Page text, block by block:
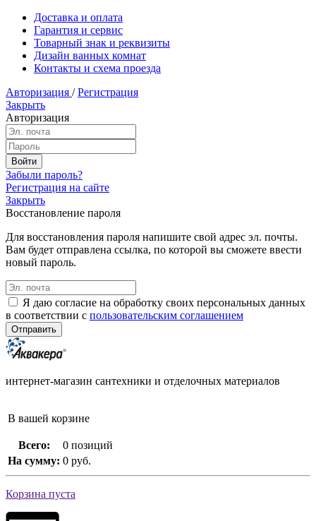
Доставка и оплата
Гарантия и сервис
Товарный знак и реквизиты
Дизайн ванных комнат
Контакты и схема проезда
Авторизация / Регистрация
Закрыть
Авторизация
Забыли пароль?
Регистрация на сайте
Закрыть
Восстановление пароля
Для восстановления пароля напишите свой адрес эл. почты.
Вам будет отправлена ссылка, по которой вы сможете ввести
новый пароль.
Я даю согласие на обработку своих персональных данных
в соответствии с пользовательским соглашением
интернет-магазин сантехники и отделочных материалов
В вашей корзине
Всего:
0 позиций
На сумму: 0 руб.
Корзина пуста